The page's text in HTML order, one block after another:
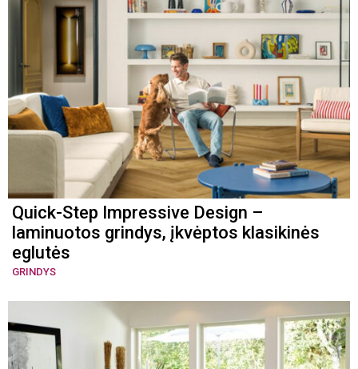
Quick-Step Impressive Design –
laminuotos grindys, įkvėptos klasikinės
eglutės
GRINDYS